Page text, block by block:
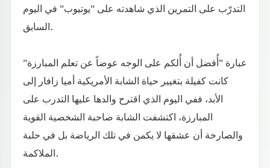
التدرّب على التمرين الذي شاهدته على "يوتيوب" في اليوم
السابق.
عبارة "أُفضل أن أُلكم على الوجه عوضاً عن تعلم المبارزة"
كانت كفيلة بتغيير حياة الشابة الأمريكية أميا زافار إلى
الأبد، ففي اليوم الذي اقترح والدها عليها التدرب على
المبارزة، اكتشفت الشابة صاحبة الشخصية القوية
والصارخة أن عشقها لا يكمن في تلك الرياضة بل في حلبة
الملاكمة.